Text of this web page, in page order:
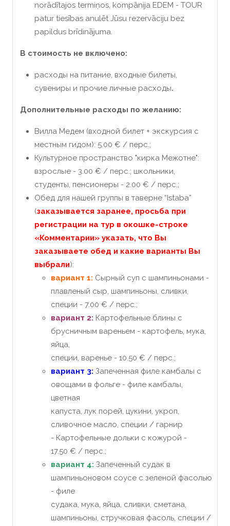
norādītajos termiņos, kompānija EDEM - TOUR
patur tiesības anulēt Jūsu rezervāciju bez
papildus brīdinājuma.
В стоимость не включено:
расходы на питание, входные билеты,
сувениры и прочие личные расходы.
Дополнительные расходы по желанию:
Вилла Медем (входной билет + экскурсия с
местным гидом): 5.00 € / перс.;
Культурное пространство "кирка Межотне":
взрослые - 3.00 € / перс.; школьники,
студенты, пенсионеры - 2.00 € / перс.;
Обед для нашей группы в таверне “Istaba”
(заказывается заранее, просьба при
регистрации на тур в окошке-строке
«Комментарии» указать, что Вы
заказываете обед и какие варианты Вы
выбрали):
вариант 1: Сырный суп с шампиньонами -
плавленый сыр, шампиньоны, сливки,
специи - 7.00 € / перс.;
вариант 2: Картофельные блины с
брусничным вареньем - картофель, мука,
яйца,
специи, варенье - 10.50 € / перс.;
вариант 3: Запеченная филе камбалы с
овощами в фольге - филе камбалы,
цветная
капуста, лук порей, цукини, укроп,
сливочное масло, специи / гарнир
- Картофельные дольки с кожурой -
17.50 € / перс.;
вариант 4: Запеченный судак в
шампиньоновом соусе с зеленой фасолью
- филе
судака, мука, яйца, сливки, сметана,
шампиньоны, стручковая фасоль, специи /